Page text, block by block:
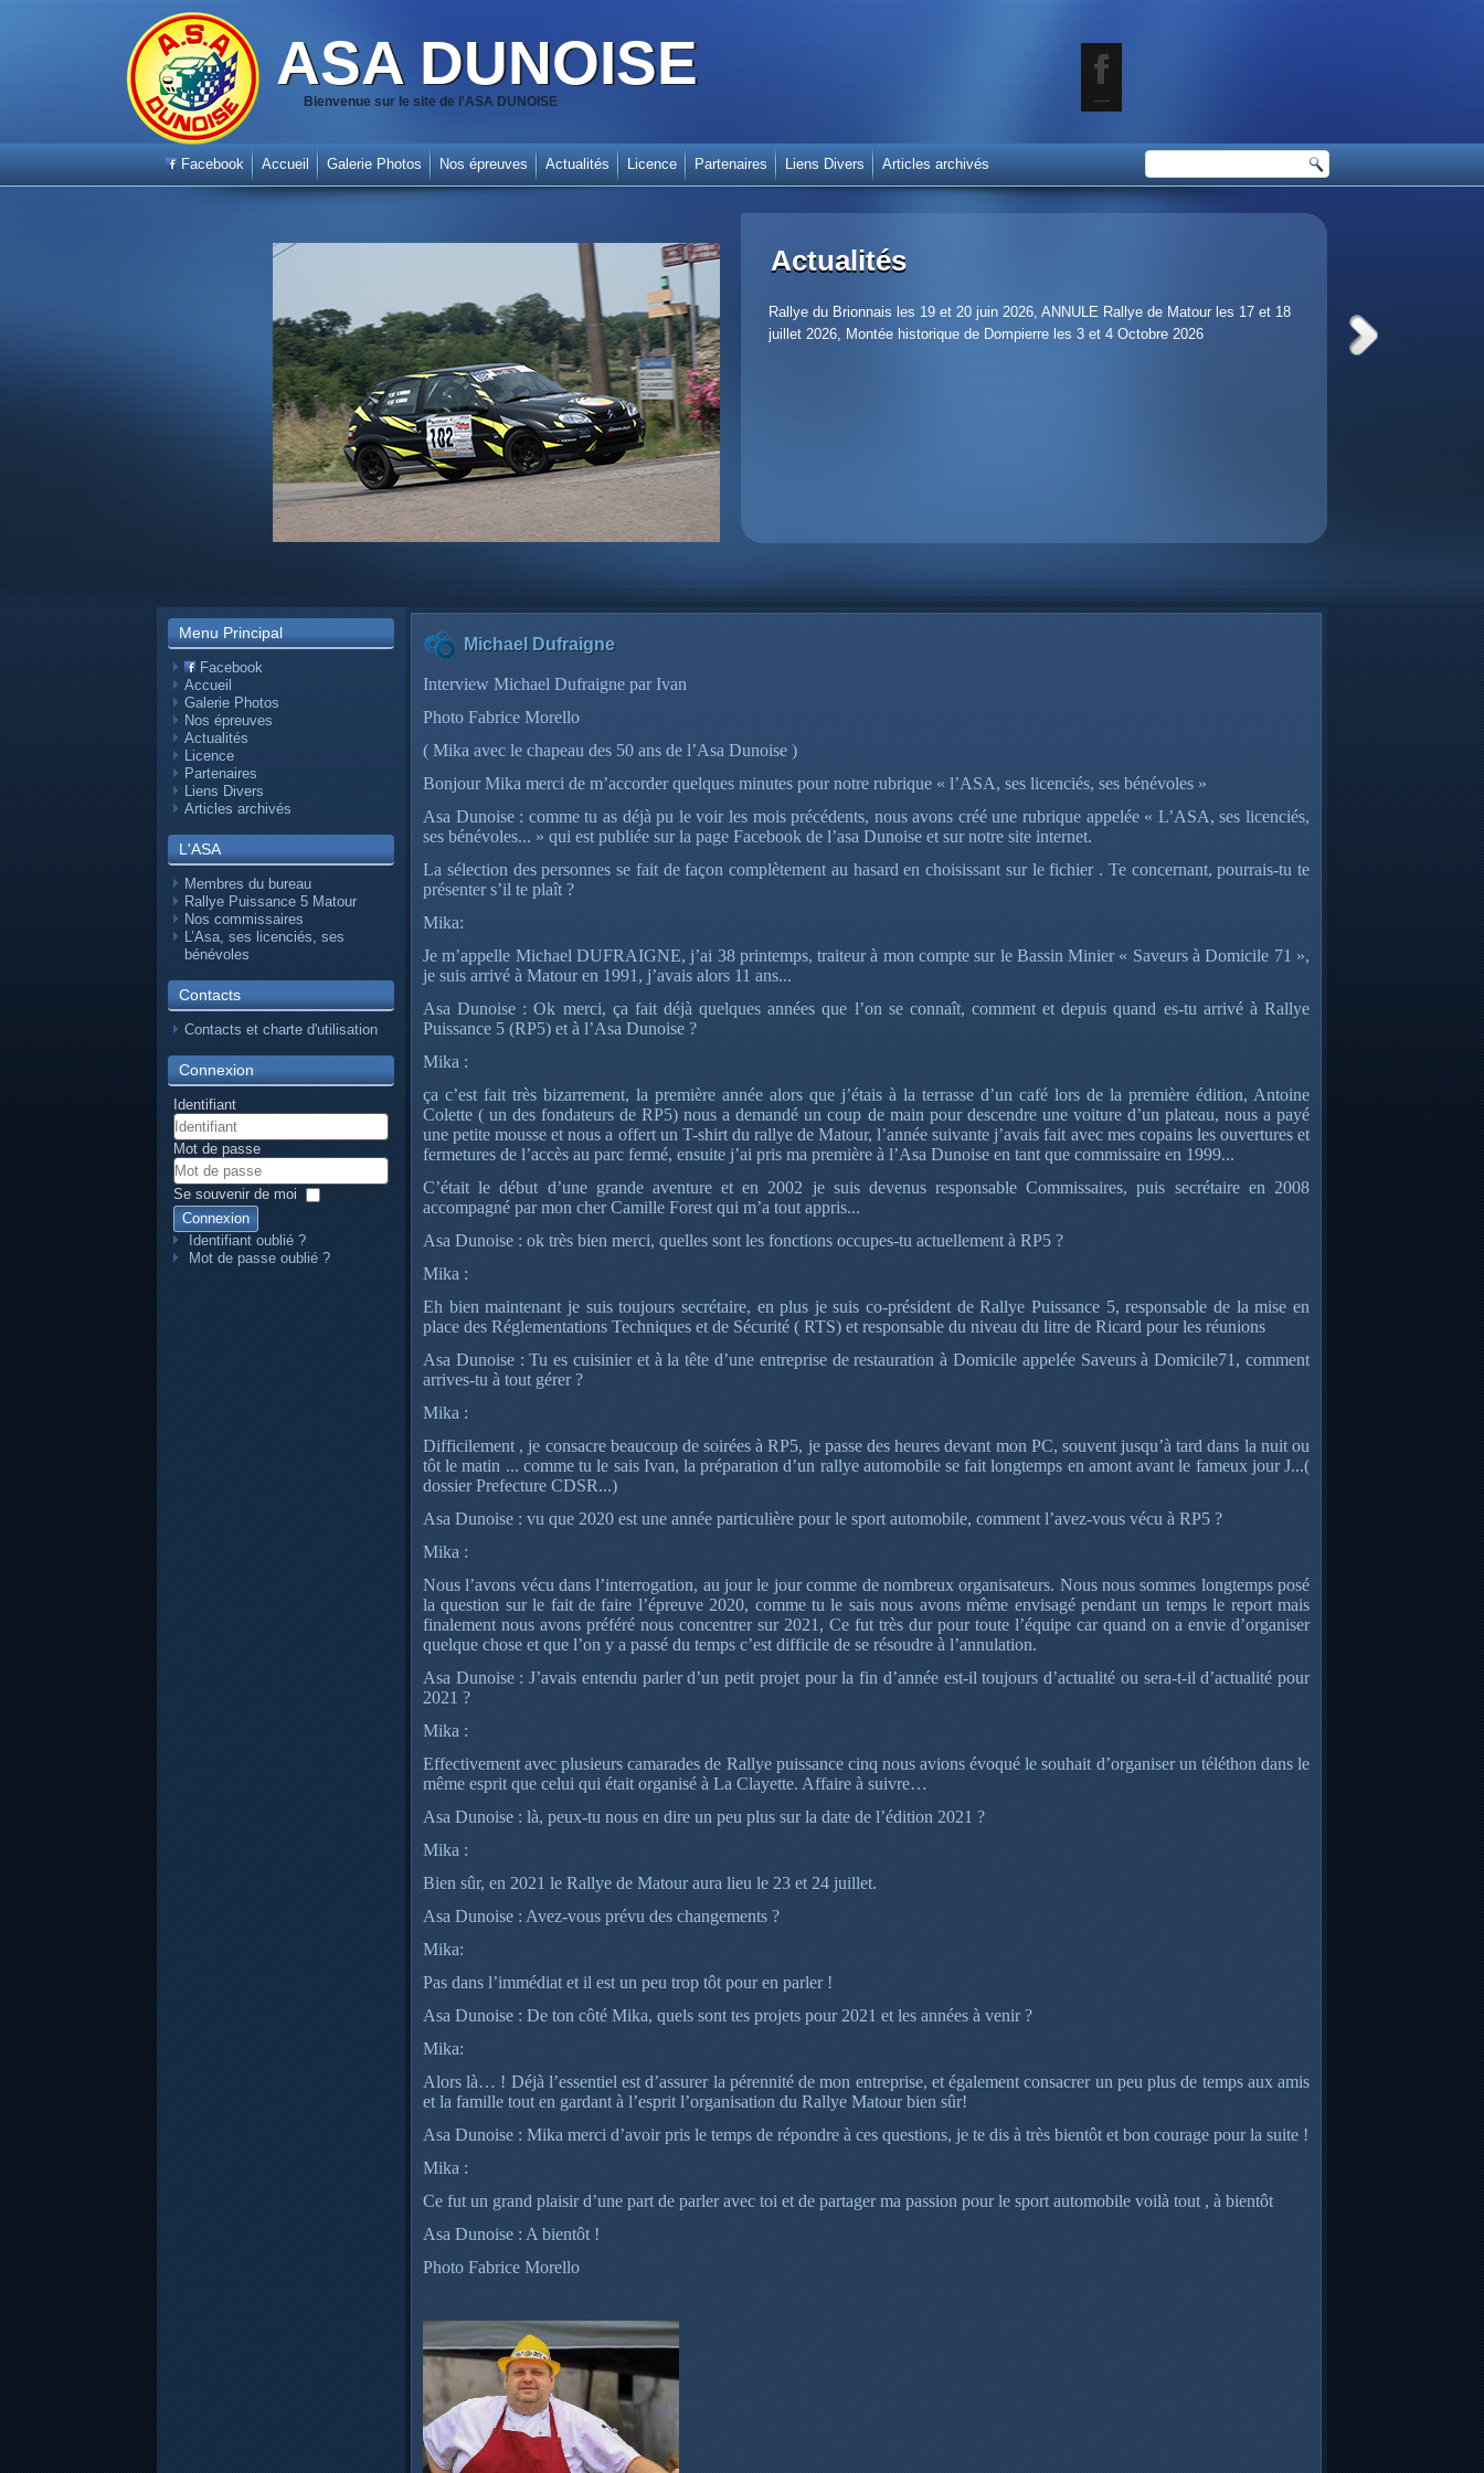
Actualités
Rallye du Brionnais les 19 et 20 juin 2026, ANNULE Rallye de Matour les 17 et 18
juillet 2026, Montée historique de Dompierre les 3 et 4 Octobre 2026
ASA DUNOISE
Bienvenue sur le site de l'ASA DUNOISE
Facebook Accueil Galerie Photos Nos épreuves Actualités Licence Partenaires Liens Divers Articles archivés
Menu Principal
Facebook
Accueil
Galerie Photos
Nos épreuves
Actualités
Licence
Partenaires
Liens Divers
Articles archivés
L'ASA
Membres du bureau
Rallye Puissance 5 Matour
Nos commissaires
L’Asa, ses licenciés, ses
bénévoles
Contacts
Contacts et charte d'utilisation
Connexion
Identifiant
Mot de passe
Se souvenir de moi
Connexion
Identifiant oublié ?
Mot de passe oublié ?
Michael Dufraigne
Interview Michael Dufraigne par Ivan
Photo Fabrice Morello
( Mika avec le chapeau des 50 ans de l’Asa Dunoise )
Bonjour Mika merci de m’accorder quelques minutes pour notre rubrique « l’ASA, ses licenciés, ses bénévoles »
Asa Dunoise : comme tu as déjà pu le voir les mois précédents, nous avons créé une rubrique appelée « L’ASA, ses licenciés,
ses bénévoles... » qui est publiée sur la page Facebook de l’asa Dunoise et sur notre site internet.
La sélection des personnes se fait de façon complètement au hasard en choisissant sur le fichier . Te concernant, pourrais-tu te
présenter s’il te plaît ?
Mika:
Je m’appelle Michael DUFRAIGNE, j’ai 38 printemps, traiteur à mon compte sur le Bassin Minier « Saveurs à Domicile 71 »,
je suis arrivé à Matour en 1991, j’avais alors 11 ans...
Asa Dunoise : Ok merci, ça fait déjà quelques années que l’on se connaît, comment et depuis quand es-tu arrivé à Rallye
Puissance 5 (RP5) et à l’Asa Dunoise ?
Mika :
ça c’est fait très bizarrement, la première année alors que j’étais à la terrasse d’un café lors de la première édition, Antoine
Colette ( un des fondateurs de RP5) nous a demandé un coup de main pour descendre une voiture d’un plateau, nous a payé
une petite mousse et nous a offert un T-shirt du rallye de Matour, l’année suivante j’avais fait avec mes copains les ouvertures et
fermetures de l’accès au parc fermé, ensuite j’ai pris ma première à l’Asa Dunoise en tant que commissaire en 1999...
C’était le début d’une grande aventure et en 2002 je suis devenus responsable Commissaires, puis secrétaire en 2008
accompagné par mon cher Camille Forest qui m’a tout appris...
Asa Dunoise : ok très bien merci, quelles sont les fonctions occupes-tu actuellement à RP5 ?
Mika :
Eh bien maintenant je suis toujours secrétaire, en plus je suis co-président de Rallye Puissance 5, responsable de la mise en
place des Réglementations Techniques et de Sécurité ( RTS) et responsable du niveau du litre de Ricard pour les réunions
Asa Dunoise : Tu es cuisinier et à la tête d’une entreprise de restauration à Domicile appelée Saveurs à Domicile71, comment
arrives-tu à tout gérer ?
Mika :
Difficilement , je consacre beaucoup de soirées à RP5, je passe des heures devant mon PC, souvent jusqu’à tard dans la nuit ou
tôt le matin ... comme tu le sais Ivan, la préparation d’un rallye automobile se fait longtemps en amont avant le fameux jour J...(
dossier Prefecture CDSR...)
Asa Dunoise : vu que 2020 est une année particulière pour le sport automobile, comment l’avez-vous vécu à RP5 ?
Mika :
Nous l’avons vécu dans l’interrogation, au jour le jour comme de nombreux organisateurs. Nous nous sommes longtemps posé
la question sur le fait de faire l’épreuve 2020, comme tu le sais nous avons même envisagé pendant un temps le report mais
finalement nous avons préféré nous concentrer sur 2021, Ce fut très dur pour toute l’équipe car quand on a envie d’organiser
quelque chose et que l’on y a passé du temps c’est difficile de se résoudre à l’annulation.
Asa Dunoise : J’avais entendu parler d’un petit projet pour la fin d’année est-il toujours d’actualité ou sera-t-il d’actualité pour
2021 ?
Mika :
Effectivement avec plusieurs camarades de Rallye puissance cinq nous avions évoqué le souhait d’organiser un téléthon dans le
même esprit que celui qui était organisé à La Clayette. Affaire à suivre…
Asa Dunoise : là, peux-tu nous en dire un peu plus sur la date de l’édition 2021 ?
Mika :
Bien sûr, en 2021 le Rallye de Matour aura lieu le 23 et 24 juillet.
Asa Dunoise : Avez-vous prévu des changements ?
Mika:
Pas dans l’immédiat et il est un peu trop tôt pour en parler !
Asa Dunoise : De ton côté Mika, quels sont tes projets pour 2021 et les années à venir ?
Mika:
Alors là… ! Déjà l’essentiel est d’assurer la pérennité de mon entreprise, et également consacrer un peu plus de temps aux amis
et la famille tout en gardant à l’esprit l’organisation du Rallye Matour bien sûr!
Asa Dunoise : Mika merci d’avoir pris le temps de répondre à ces questions, je te dis à très bientôt et bon courage pour la suite !
Mika :
Ce fut un grand plaisir d’une part de parler avec toi et de partager ma passion pour le sport automobile voilà tout , à bientôt
Asa Dunoise : A bientôt !
Photo Fabrice Morello